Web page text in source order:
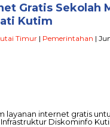
Gratis Sekolah
Kutim
Timur | Pemerintahan |
layanan internet gratis
Diskominfo